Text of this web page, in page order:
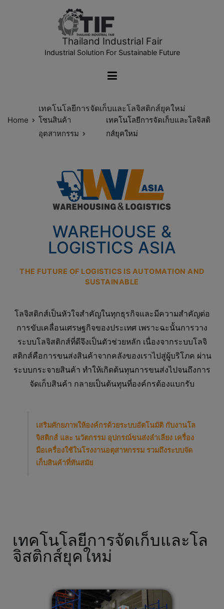
Thailand Industrial Fair
Industrial Solution For Sustainable Future
เทคโนโลยีการจัดเก็บและโลจิสติกส์ยุคใหม่
Home
โซนสินค้า
อุตสาหกรรม
เทคโนโลยีการจัดเก็บและโลจิสติ
กส์ยุคใหม่
WAREHOUSE &
LOGISTICS ASIA
THE FUTURE OF LOGISTICS IS AUTOMATION AND
SUSTAINABLE
โลจิสติกส์เป็นหัวใจสำคัญในทุกธุรกิจและมีความสำคัญต่อ
การขับเคลื่อนเศรษฐกิจของประเทศ เพราะฉะนั้นการวาง
ระบบโลจิสติกส์ที่ดีจึงเป็นตัวช่วยหลัก เนื่องจากระบบโลจิ
สติกส์คือการขนส่งสินค้าจากคลังของเราไปสู่ผู้บริโภค ผ่าน
ระบบกระจายสินค้า ทำให้เกิดต้นทุนการขนส่งไปจนถึงการ
จัดเก็บสินค้า กลายเป็นต้นทุนที่องค์กรต้องแบกรับ
เสริมศักยภาพให้องค์กรด้วยระบบอัตโนมัติ กับงานโล
จิสติกส์ และ นวัตกรรม อุปกรณ์ขนส่งลำเลียง เครื่อง
มือเครื่องใช้ในโรงงานอตุสาหกรรม รวมถึงระบบจัด
เก็บสินค้าที่ทันสมัย
เทคโนโลยีการจัดเก็บและโล
จิสติกส์ยุคใหม่